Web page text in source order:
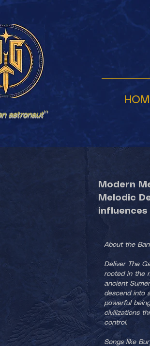
astronaut``
Modern
Melodic
influences
About the
Deliver The
rooted in the
ancient
descend into
powerful
civilizations
control.
Songs like